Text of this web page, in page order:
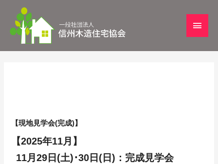
【現地見学会(完成)】
【2025年11月】
11月29日(土)･30日(日)：完成見学会